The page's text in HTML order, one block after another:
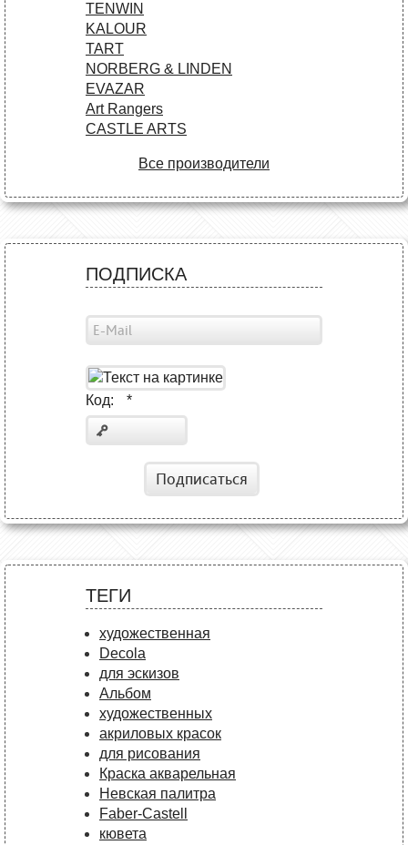
TENWIN
KALOUR
TART
NORBERG & LINDEN
EVAZAR
Art Rangers
CASTLE ARTS
Все производители
ПОДПИСКА
Код: *
Подписаться
ТЕГИ
художественная
Decola
для эскизов
Альбом
художественных
акриловых красок
для рисования
Краска акварельная
Невская палитра
Faber-Castell
кювета